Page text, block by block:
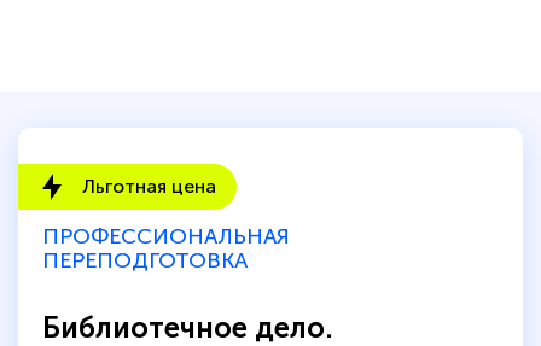
Льготная цена
ПРОФЕССИОНАЛЬНАЯ
ПЕРЕПОДГОТОВКА
Библиотечное дело.